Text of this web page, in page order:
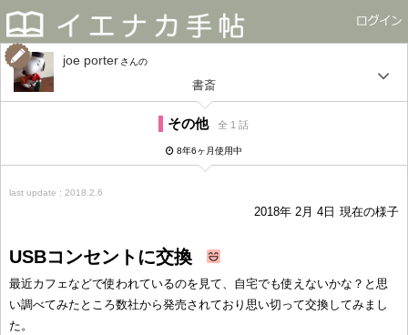
joe porter さん
書斎
その他 全 1 話
8年6ヶ月使用中
last update : 2018.2.6
2018年 2月 4日 現在の様子
USBコンセントに交換
最近カフェなどで使われているのを見て、自宅でも使えないかな？と思
い調べてみたところ数社から発売されており思い切って交換してみまし
た。